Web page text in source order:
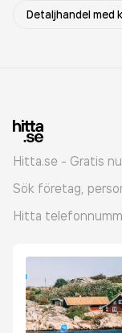
Detaljhandel
Hitta.se - Gratis
Sök företag,
Hitta